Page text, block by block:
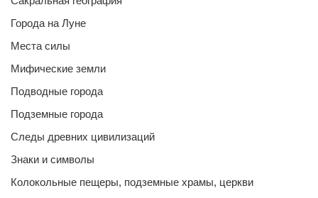
Города на Луне
Места силы
Мифические земли
Подводные города
Подземные города
Следы древних цивилизаций
Знаки и символы
Колокольные пещеры, подземные храмы, церкви